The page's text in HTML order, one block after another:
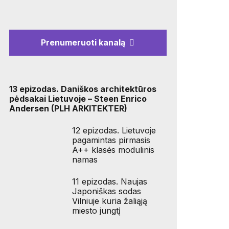
Prenumeruoti kanalą
13 epizodas. Daniškos architektūros
pėdsakai Lietuvoje – Steen Enrico
Andersen (PLH ARKITEKTER)
12 epizodas. Lietuvoje
pagamintas pirmasis
A++ klasės modulinis
namas
11 epizodas. Naujas
Japoniškas sodas
Vilniuje kuria žaliąją
miesto jungtį